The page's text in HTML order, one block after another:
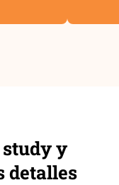
study y
detalles